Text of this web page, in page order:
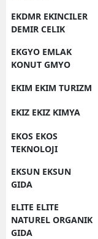
EKDMR EKINCILER
DEMIR CELIK
EKGYO EMLAK
KONUT GMYO
EKIM EKIM TURIZM
EKIZ EKIZ KIMYA
EKOS EKOS
TEKNOLOJI
EKSUN EKSUN
GIDA
ELITE ELITE
NATUREL ORGANIK
GIDA